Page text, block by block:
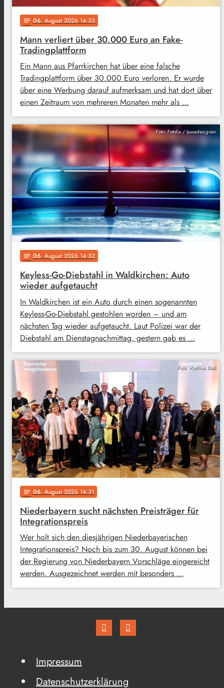
notes 06. August 2026 14:33
Mann verliert über 30.000 Euro an Fake-
Tradingplattform
Ein Mann aus Pfarrkirchen hat über eine falsche
Tradingplattform über 30.000 Euro verloren. Er wurde
über eine Werbung darauf aufmerksam und hat dort über
einen Zeitraum von mehreren Monaten mehr als …
Foto: Fotolia / lassedesignen
notes 06. August 2026 14:32
Keyless-Go-Diebstahl in Waldkirchen: Auto
wieder aufgetaucht
In Waldkirchen ist ein Auto durch einen sogenannten
Keyless-Go-Diebstahl gestohlen worden – und am
nächsten Tag wieder aufgetaucht. Laut Polizei war der
Diebstahl am Dienstagnachmittag, gestern gab es …
Foto: Matthias Balk
notes 06. August 2026 14:31
Niederbayern sucht nächsten Preisträger für
Integrationspreis
Wer holt sich den diesjährigen Niederbayerischen
Integrationspreis? Noch bis zum 30. August können bei
der Regierung von Niederbayern Vorschläge eingereicht
werden. Ausgezeichnet werden mit besonders …
Impressum
Datenschutzerklärung